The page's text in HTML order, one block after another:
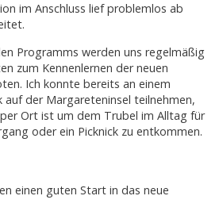
im Anschluss lief problemlos ab
Programms werden uns regelmäßig
zum Kennenlernen der neuen
Ich konnte bereits an einem
auf der Margareteninsel teilnehmen,
Ort ist um dem Trubel im Alltag für
oder ein Picknick zu entkommen.
einen guten Start in das neue